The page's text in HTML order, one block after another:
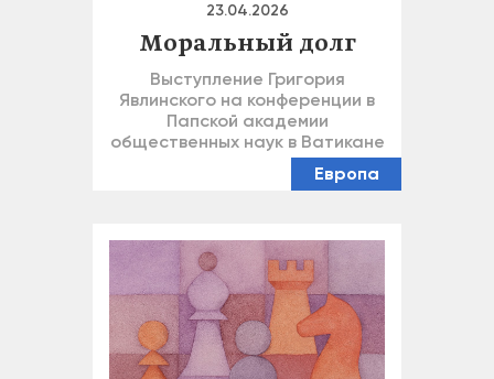
23.04.2026
Моральный долг
Выступление Григория
Явлинского на конференции в
Папской академии
общественных наук в Ватикане
Европа